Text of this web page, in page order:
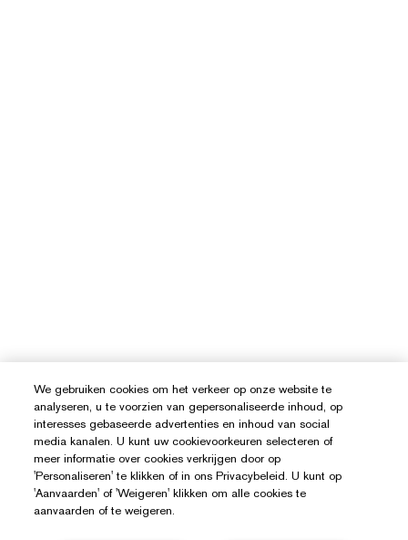
We gebruiken cookies om het verkeer op onze website te
analyseren, u te voorzien van gepersonaliseerde inhoud, op
interesses gebaseerde advertenties en inhoud van social
media kanalen. U kunt uw cookievoorkeuren selecteren of
meer informatie over cookies verkrijgen door op
'Personaliseren' te klikken of in ons Privacybeleid. U kunt op
'Aanvaarden' of 'Weigeren' klikken om alle cookies te
aanvaarden of te weigeren.